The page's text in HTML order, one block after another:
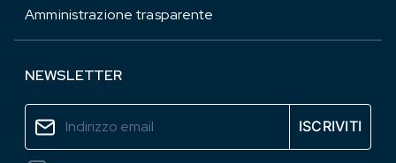
Amministrazione trasparente
NEWSLETTER